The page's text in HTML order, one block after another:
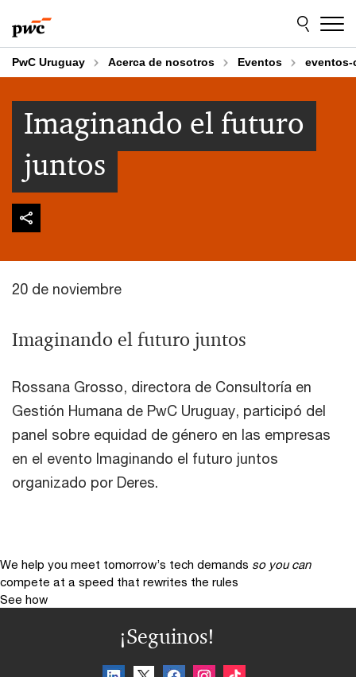
to
content
to
footer
PwC Uruguay Acerca de nosotros Eventos
Imaginando el futuro
juntos
20 de noviembre
Imaginando el futuro juntos
Rossana Grosso, directora de Consultoría en
Gestión Humana de PwC Uruguay, participó del
panel sobre equidad de género en las empresas
en el evento Imaginando el futuro juntos
organizado por Deres.
We help you meet tomorrow’s tech demands so you can
compete at a speed that rewrites the rules
See how
¡Seguinos!